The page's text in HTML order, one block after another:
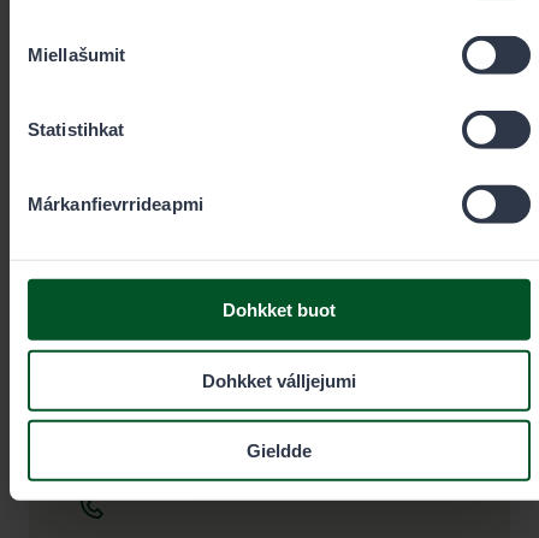
Miellašumit
Statistihkat
Márkanfievrrideapmi
Dohkket buot
Dohkket válljejumi
Gieldde
Guollebivddu spesiálaáššedovdi
Juha Heinonen
Doaibmabáiki